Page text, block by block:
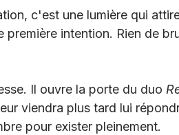
c'est une lumière qui
première intention. Rien de
Il ouvre la porte du duo
viendra plus tard lui
pour exister pleinement.